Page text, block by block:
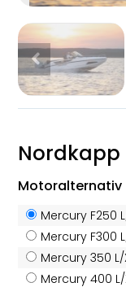
Nordkapp
Motoralternativ
Mercury F250
Mercury F300
Mercury 350 L/
Mercury 400 L/